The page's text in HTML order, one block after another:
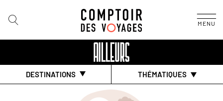
MENU
DESTINATIONS THÉMATIQUES